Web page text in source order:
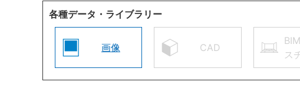
各種データ・ライブラリー
画像 CAD
ス